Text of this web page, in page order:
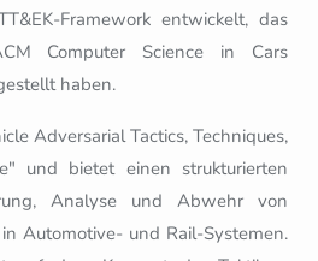
Framework entwickelt, das
Computer Science in Cars
haben.
Adversarial Tactics, Techniques,
und bietet einen strukturierten
Analyse und Abwehr von
Automotive- und Rail-Systemen.